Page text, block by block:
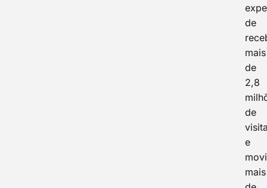
de
mais
de
2,8
de
e
mais